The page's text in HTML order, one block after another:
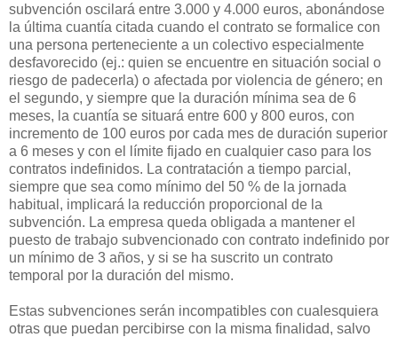
subvención oscilará entre 3.000 y 4.000 euros, abonándose
la última cuantía citada cuando el contrato se formalice con
una persona perteneciente a un colectivo especialmente
desfavorecido (ej.: quien se encuentre en situación social o
riesgo de padecerla) o afectada por violencia de género; en
el segundo, y siempre que la duración mínima sea de 6
meses, la cuantía se situará entre 600 y 800 euros, con
incremento de 100 euros por cada mes de duración superior
a 6 meses y con el límite fijado en cualquier caso para los
contratos indefinidos. La contratación a tiempo parcial,
siempre que sea como mínimo del 50 % de la jornada
habitual, implicará la reducción proporcional de la
subvención. La empresa queda obligada a mantener el
puesto de trabajo subvencionado con contrato indefinido por
un mínimo de 3 años, y si se ha suscrito un contrato
temporal por la duración del mismo.
Estas subvenciones serán incompatibles con cualesquiera
otras que puedan percibirse con la misma finalidad, salvo